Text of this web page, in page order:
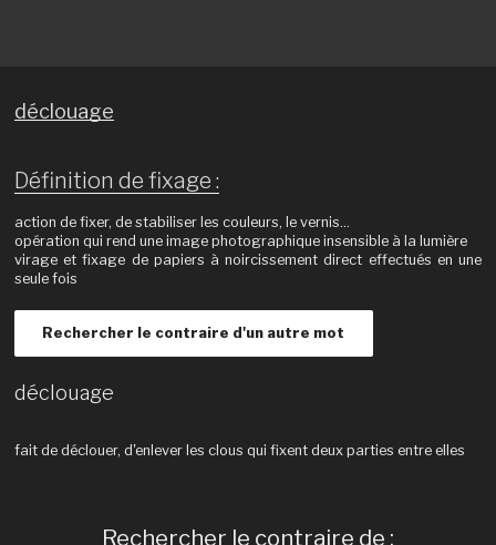
déclouage
Définition de fixage :
action de fixer, de stabiliser les couleurs, le vernis…
opération qui rend une image photographique insensible à la lumière
virage et fixage de papiers à noircissement direct effectués en une
seule fois
Rechercher le contraire d'un autre mot
déclouage
fait de déclouer, d'enlever les clous qui fixent deux parties entre elles
Rechercher le contraire de :